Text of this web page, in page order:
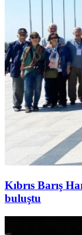
Kıbrıs Barış
buluştu